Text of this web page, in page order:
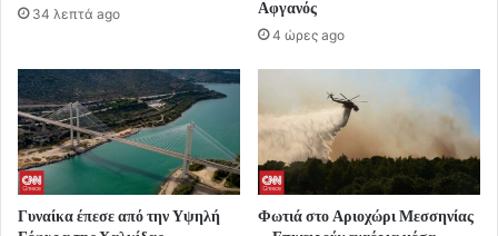
34 λεπτά ago
Αφγανός
4 ώρες ago
Γυναίκα έπεσε από την Υψηλή
Φωτιά στο Αριοχώρι Μεσσηνίας